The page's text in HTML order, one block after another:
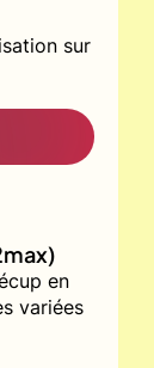
sur
en
variées